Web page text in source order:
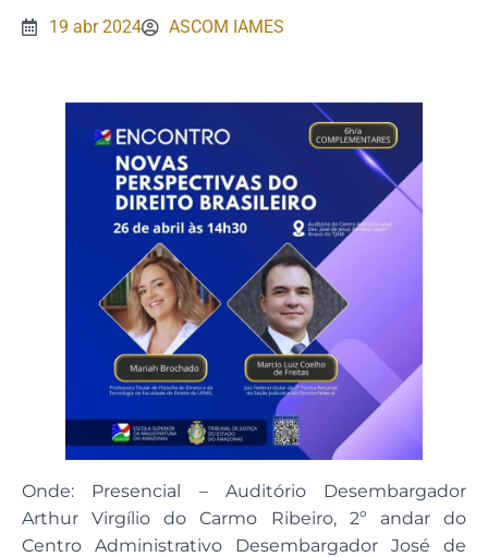
19 abr 2024 ASCOM IAMES
Onde: Presencial – Auditório Desembargador
Arthur Virgílio do Carmo Ribeiro, 2º andar do
Centro Administrativo Desembargador José de